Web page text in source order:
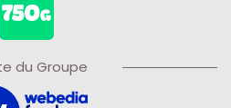
du Groupe